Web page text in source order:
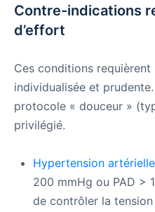
Contre-indications
d’effort
Ces conditions requièrent
individualisée et
protocole « douceur »
privilégié.
Hypertension artérielle
200 mmHg ou PAD >
de contrôler la